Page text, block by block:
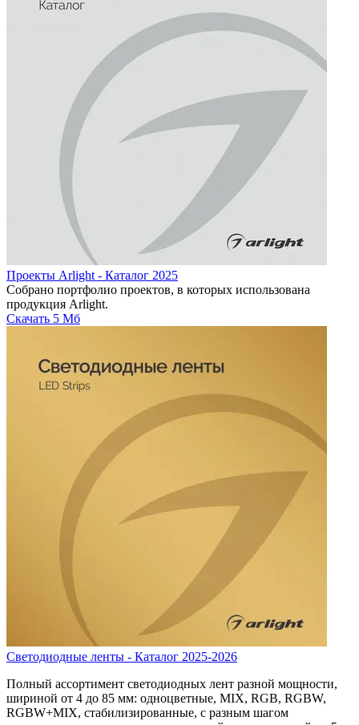
Проекты Arlight - Каталог 2025
Собрано портфолио проектов, в которых использована
продукция Arlight.
Скачать 5 Мб
Светодиодные ленты - Каталог 2025-2026
Полный ассортимент светодиодных лент разной мощности,
шириной от 4 до 85 мм: одноцветные, MIX, RGB, RGBW,
RGBW+MIX, стабилизированные, с разным шагом